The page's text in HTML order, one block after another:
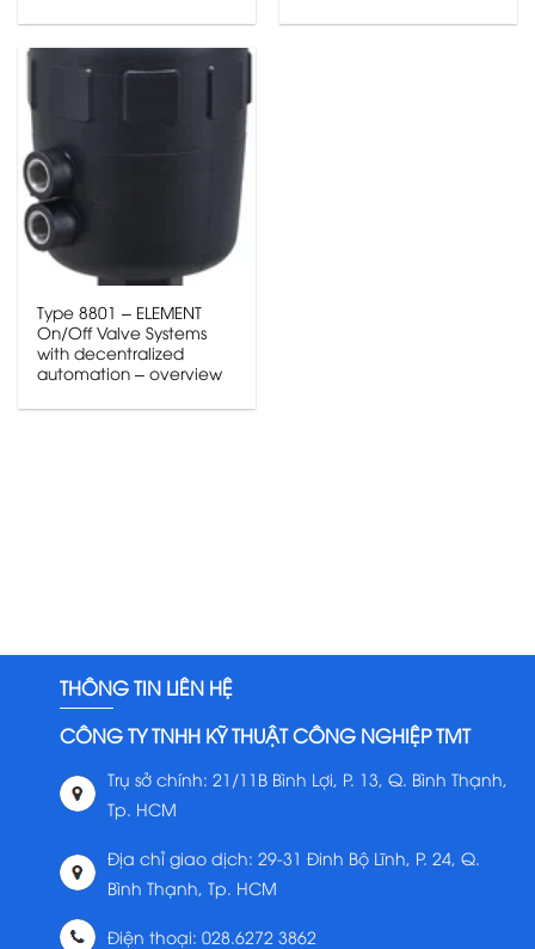
Type 8801 – ELEMENT
On/Off Valve Systems
with decentralized
automation – overview
THÔNG TIN LIÊN HỆ
CÔNG TY TNHH KỸ THUẬT CÔNG NGHIỆP TMT
Trụ sở chính: 21/11B Bình Lợi, P. 13, Q. Bình Thạnh,
Tp. HCM
Địa chỉ giao dịch: 29-31 Đinh Bộ Lĩnh, P. 24, Q.
Bình Thạnh, Tp. HCM
Điện thoại: 028.6272 3862